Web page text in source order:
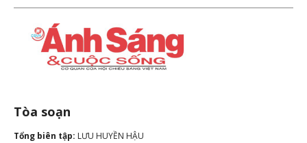
Tòa soạn
Tổng biên tập: LƯU HUYỀN HẬU